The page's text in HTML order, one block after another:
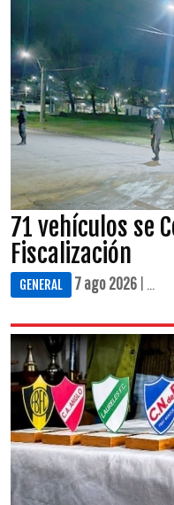
71 vehículos se
Fiscalización
GENERAL 7 ago 2026 | ...